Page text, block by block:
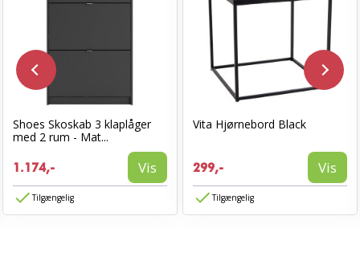
Shoes Skoskab 3 klaplåger
med 2 rum - Mat...
1.174,- Vis
Tilgængelig
Vita Hjørnebord Black
299,- Vis
Tilgængelig